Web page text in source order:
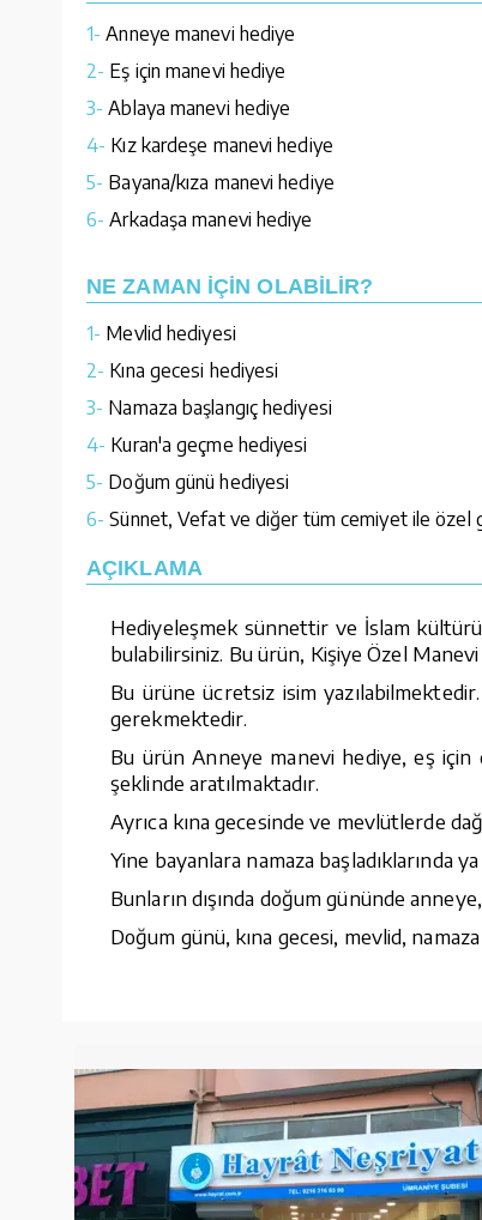
1- Anneye manevi hediye
2- Eş için manevi hediye
3- Ablaya manevi hediye
4- Kız kardeşe manevi hediye
5- Bayana/kıza manevi hediye
6- Arkadaşa manevi hediye
NE ZAMAN İÇİN OLABİLİR?
1- Mevlid hediyesi
2- Kına gecesi hediyesi
3- Namaza başlangıç hediyesi
4- Kuran'a geçme hediyesi
5- Doğum günü hediyesi
6- Sünnet, Vefat ve diğer tüm cemiyet ile özel
AÇIKLAMA
Hediyeleşmek sünnettir ve İslam
bulabilirsiniz. Bu ürün, Kişiye Özel
Bu ürüne ücretsiz isim
gerekmektedir.
Bu ürün Anneye manevi hediye, eş için
şeklinde aratılmaktadır.
Ayrıca kına gecesinde ve mevlütlerde
Yine bayanlara namaza başladıklarında
Bunların dışında doğum gününde
Doğum günü, kına gecesi, mevlid,